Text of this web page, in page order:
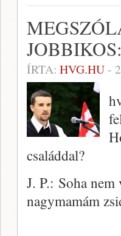
ÍRTA: HVG.HU-
családdal?
J. P.: Soha
nagymamám